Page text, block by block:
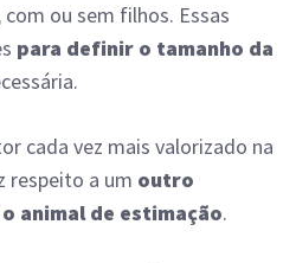
ou sem filhos. Essas
para definir o tamanho da
cada vez mais valorizado na
respeito a um outro
animal de estimação.